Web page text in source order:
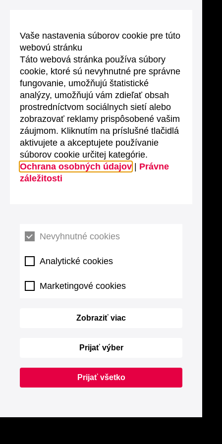
Vaše nastavenia súborov cookie pre túto
webovú stránku
Táto webová stránka používa súbory
cookie, ktoré sú nevyhnutné pre správne
fungovanie, umožňujú štatistické
analýzy, umožňujú vám zdieľať obsah
prostredníctvom sociálnych sietí alebo
zobrazovať reklamy prispôsobené vašim
záujmom. Kliknutím na príslušné tlačidlá
aktivujete a akceptujete používanie
súborov cookie určitej kategórie.
Ochrana osobných údajov
Právne
záležitosti
Nevyhnutné cookies
Analytické cookies
Marketingové cookies
Zobraziť viac
Prijať výber
Prijať všetko